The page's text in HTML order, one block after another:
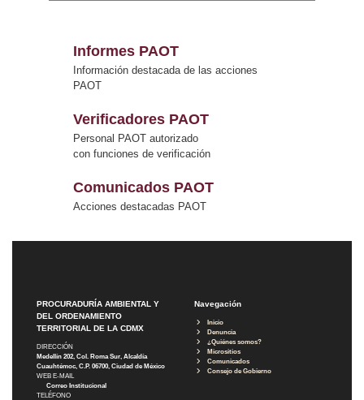
Informes PAOT
Información destacada de las acciones
PAOT
Verificadores PAOT
Personal PAOT autorizado
con funciones de verificación
Comunicados PAOT
Acciones destacadas PAOT
PROCURADURÍA AMBIENTAL Y
DEL ORDENAMIENTO
TERRITORIAL DE LA CDMX
DIRECCIÓN
Medellín 202, Col. Roma Sur, Alcaldía
Cuauhtémoc, C.P. 06700, Ciudad de México
WEB E-MAIL
Correo Institucional
TELÉFONO
Navegación
Inicio
Denuncia
¿Quiénes somos?
Micrositios
Comunicados
Consejo de Gobierno